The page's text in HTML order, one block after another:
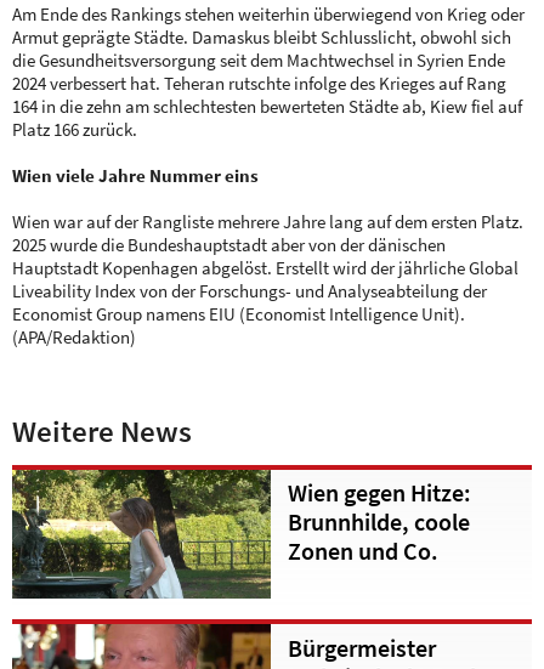
Am Ende des Rankings stehen weiterhin überwiegend von Krieg oder
Armut geprägte Städte. Damaskus bleibt Schlusslicht, obwohl sich
die Gesundheitsversorgung seit dem Machtwechsel in Syrien Ende
2024 verbessert hat. Teheran rutschte infolge des Krieges auf Rang
164 in die zehn am schlechtesten bewerteten Städte ab, Kiew fiel auf
Platz 166 zurück.
Wien viele Jahre Nummer eins
Wien war auf der Rangliste mehrere Jahre lang auf dem ersten Platz.
2025 wurde die Bundeshauptstadt aber von der dänischen
Hauptstadt Kopenhagen abgelöst. Erstellt wird der jährliche Global
Liveability Index von der Forschungs- und Analyseabteilung der
Economist Group namens EIU (Economist Intelligence Unit).
(APA/Redaktion)
Weitere News
Wien gegen Hitze:
Brunnhilde, coole
Zonen und Co.
Bürgermeister